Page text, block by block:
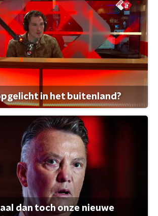
in het buitenland?
dan toch onze nieuwe